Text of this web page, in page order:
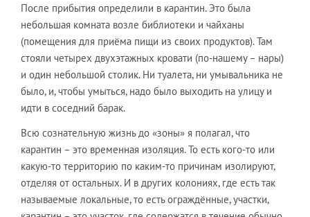
После прибытия определили в карантин. Это была
небольшая комната возле библиотеки и чайханы
(помещения для приёма пищи из своих продуктов). Там
стояли четырех двухэтажных кровати (по-нашему – нары)
и один небольшой столик. Ни туалета, ни умывальника не
было, и, чтобы умыться, надо было выходить на улицу и
идти в соседний барак.
Всю сознательную жизнь до «зоны» я полагал, что
карантин – это временная изоляция. То есть кого-то или
какую-то территорию по каким-то причинам изолируют,
отделяя от остальных. И в других колониях, где есть так
называемые локальные, то есть ограждённые, участки,